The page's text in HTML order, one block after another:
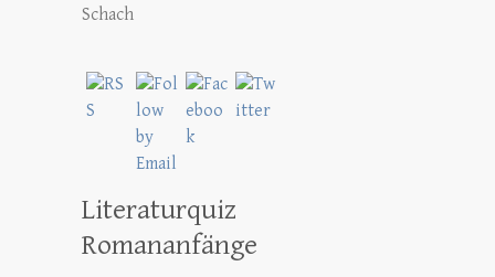
Schach
Literaturquiz
Romananfänge